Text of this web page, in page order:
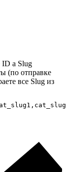
ID а Slug
(по отправке
все Slug из